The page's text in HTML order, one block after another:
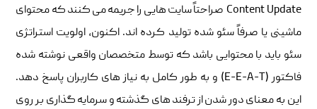
Content Update صراحتاً سایت‌ هایی را جریمه می‌ کنند که محتوای
ماشینی یا صرفاً سئو شده تولید کرده ‌اند. اکنون، اولویت استراتژی
سئو باید با محتوایی باشد که توسط متخصصان واقعی نوشته شده
فاکتور (E-E-A-T) و به طور کامل به نیاز های کاربران پاسخ دهد.
این به معنای دور شدن از ترفند های گذشته و سرمایه ‌گذاری بر روی